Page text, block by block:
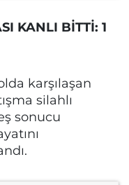
KANLI BİTTİ: 1
karşılaşan
silahlı
sonucu